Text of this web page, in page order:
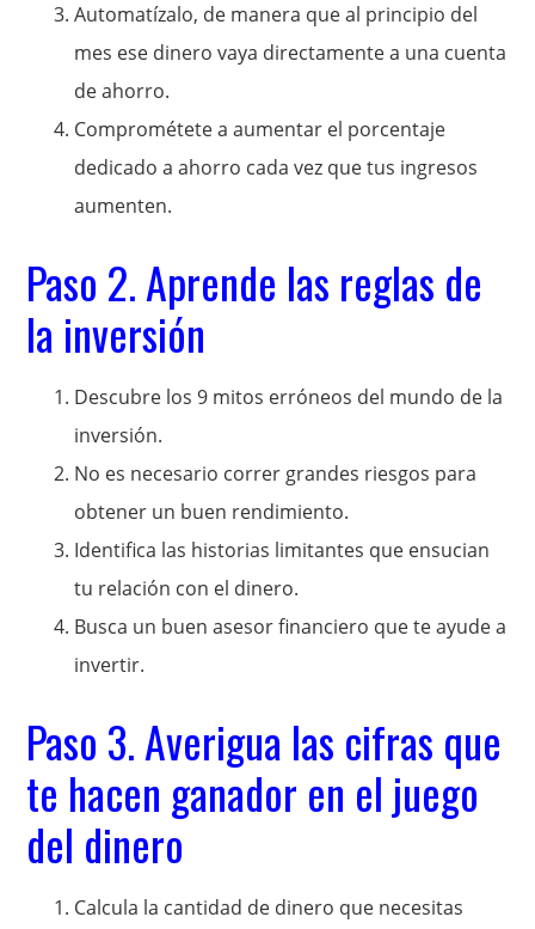
Automatízalo, de manera que al principio del
mes ese dinero vaya directamente a una cuenta
de ahorro.
Comprométete a aumentar el porcentaje
dedicado a ahorro cada vez que tus ingresos
aumenten.
Paso 2. Aprende las reglas de
la inversión
Descubre los 9 mitos erróneos del mundo de la
inversión.
No es necesario correr grandes riesgos para
obtener un buen rendimiento.
Identifica las historias limitantes que ensucian
tu relación con el dinero.
Busca un buen asesor financiero que te ayude a
invertir.
Paso 3. Averigua las cifras que
te hacen ganador en el juego
del dinero
Calcula la cantidad de dinero que necesitas